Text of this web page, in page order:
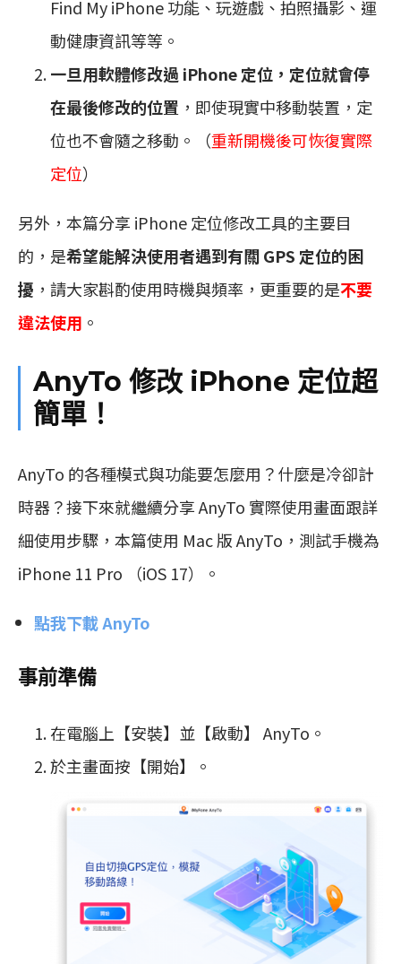
Find My iPhone 功能、玩遊戲、拍照攝影、運
動健康資訊等等。
一旦用軟體修改過 iPhone 定位，定位就會停
在最後修改的位置 ，即使現實中移動裝置，定
位也不會隨之移動。（重新開機後可恢復實際
定位）
另外，本篇分享 iPhone 定位修改工具的主要目
的，是希望能解決使用者遇到有關 GPS 定位的困
擾 ，請大家斟酌使用時機與頻率，更重要的是不要
違法使用 。
AnyTo 修改 iPhone 定位超
簡單！
AnyTo 的各種模式與功能要怎麼用？什麼是冷卻計
時器？接下來就繼續分享 AnyTo 實際使用畫面跟詳
細使用步驟，本篇使用 Mac 版 AnyTo，測試手機為
iPhone 11 Pro （iOS 17）。
點我下載 AnyTo
事前準備
在電腦上【安裝】並【啟動】 AnyTo。
於主畫面按【開始】。